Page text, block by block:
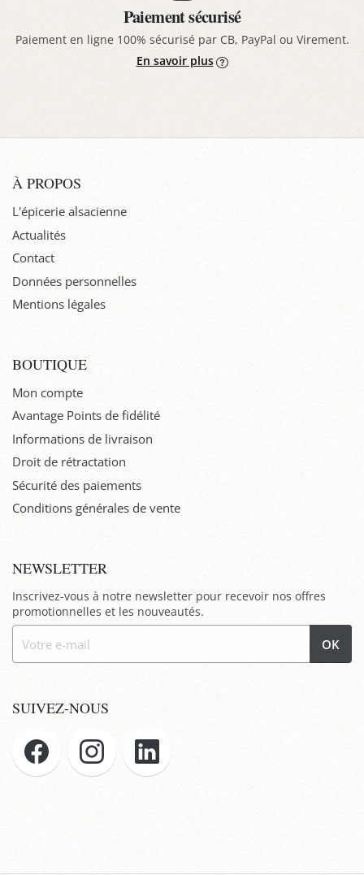
Paiement sécurisé
Paiement en ligne 100% sécurisé par CB, PayPal ou Virement.
En savoir plus
À PROPOS
L'épicerie alsacienne
Actualités
Contact
Données personnelles
Mentions légales
BOUTIQUE
Mon compte
Avantage Points de fidélité
Informations de livraison
Droit de rétractation
Sécurité des paiements
Conditions générales de vente
NEWSLETTER
Inscrivez-vous à notre newsletter pour recevoir nos offres
promotionnelles et les nouveautés.
OK
SUIVEZ-NOUS